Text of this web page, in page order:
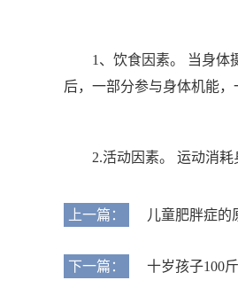
1、饮食因素。 当身体
后，一部分参与身体机能
2.活动因素。 运动消
上一篇： 儿童肥胖症的
下一篇： 十岁孩子100